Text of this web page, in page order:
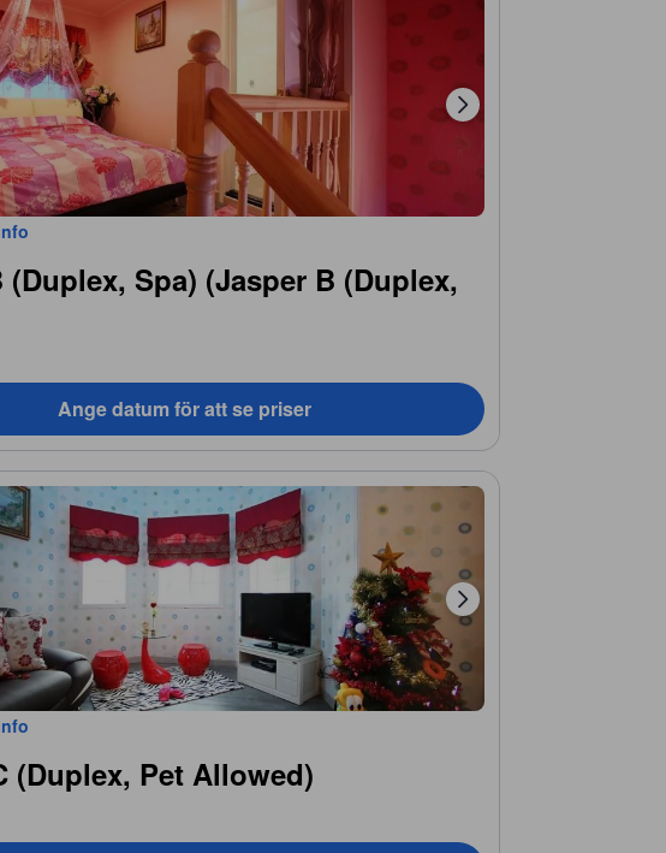
(Duplex, Spa) (Jasper B (Duplex,
Ange datum för att se priser
(Duplex, Pet Allowed)